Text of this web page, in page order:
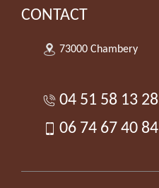
CONTACT
73000 Chambery
04 51 58 13 28
06 74 67 40 84